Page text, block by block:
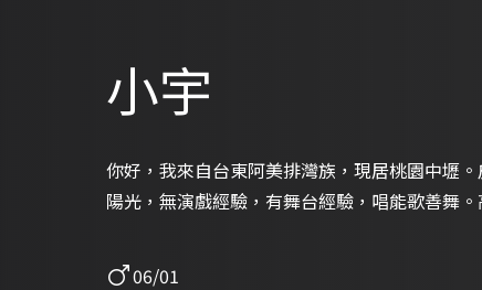
小宇
你好，我來自台東阿美排灣族，現居桃園中壢
陽光，無演戲經驗，有舞台經驗，唱能歌善舞
06/01